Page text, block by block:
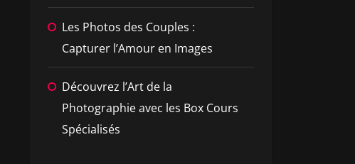
Les Photos des Couples :
Capturer l’Amour en Images
Découvrez l’Art de la
Photographie avec les Box Cours
Spécialisés